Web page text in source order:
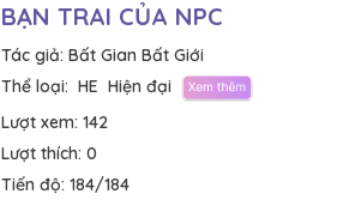
BẠN TRAI CỦA NPC
Tác giả: Bất Gian Bất Giới
Thể loại: HE Hiện đại
Lượt xem: 142
Lượt thích: 0
Tiến độ: 184/184